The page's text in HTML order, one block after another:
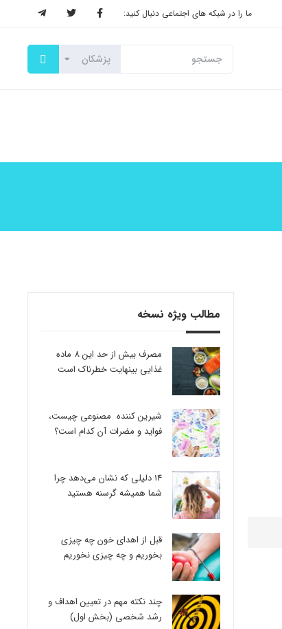
ما را در شبکه های اجتماعی دنبال کنید:
مطالب ویژه نسخه
مصرف بیش از حد این 8 ماده
غذایی بینهایت خطرناک است
شیرین کننده مصنوعی چیست،
فواید و مضرات آن کدام است؟
14 دلیلی که نشان می‌دهد چرا
شما همیشه گرسنه هستید
قبل از اهدای خون چه چیزی
بخوریم و چه چیزی نخوریم
چند نکته مهم در تعیین اهداف و
رشد شخصی (بخش اول)